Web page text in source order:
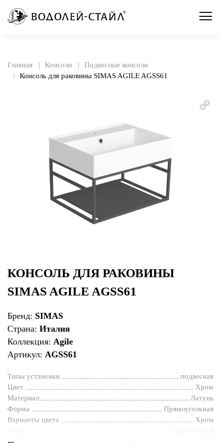
Главная Консоли
Подвесные консоли
Консоль для раковины SIMAS AGILE AGSS61
КОНСОЛЬ ДЛЯ РАКОВИНЫ
SIMAS AGILE AGSS61
Бренд: SIMAS
Страна: Италия
Коллекция: Agile
Артикул: AGSS61
Типы установки
подвесная
Цвет
Хром
Материал
Латунь
Форма
Прямоугольная
Варианты цвета
Хром
Стиль
Современный